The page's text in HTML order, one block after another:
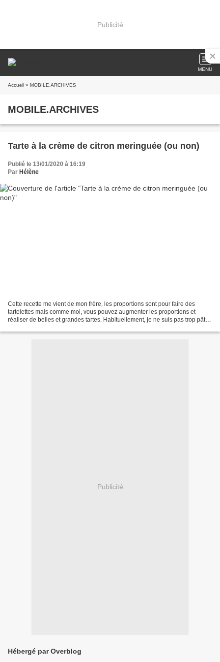
Publicité
MENU
Accueil » MOBILE.ARCHIVES
MOBILE.ARCHIVES
Tarte à la crème de citron meringuée (ou non)
Publié le 13/01/2020 à 16:19
Par Hélène
Cette recette me vient de mon frère, les proportions sont pour faire des
tartelettes mais comme moi, vous pouvez augmenter les proportions et
réaliser de belles et grandes tartes. Habituellement, je ne suis pas trop pâte
Publicité
Hébergé par Overblog